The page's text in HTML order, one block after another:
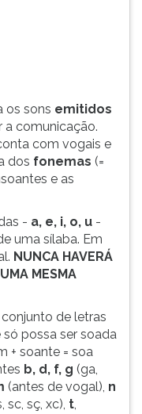
os sons emitidos
a comunicação.
com vogais e
dos fonemas (=
e as
- a, e, i, o, u -
uma sílaba. Em
NUNCA HAVERÁ
MESMA
de letras
possa ser soada
+ soante = soa
b, d, f, g (ga,
(antes de vogal), n
sc, sç, xc), t,